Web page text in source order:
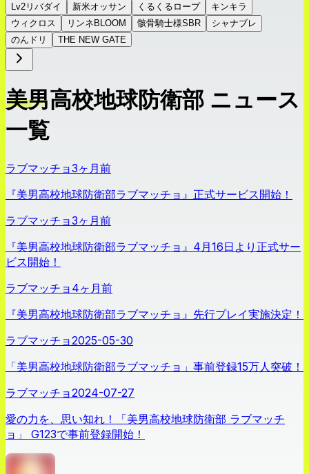
Lv2リバダイ
新米オッサン くるくるロープ
キンキラ
ウィクロス
リンネBLOOM 骸骨騎士様SBR
シャナブレ
のんドリ
THE NEW GATE
美男高校地球防衛部 ニュース
一覧
ラブマッチョ3ヶ月前
『美男高校地球防衛部ラブマッチョ』正式サービス開始！
ラブマッチョ3ヶ月前
『美男高校地球防衛部ラブマッチョ』4月16日より正式サー
ビス開始！
ラブマッチョ 4ヶ月前
『美男高校地球防衛部ラブマッチョ』先行プレイ実施決定！
ラブマッチョ2025-05-30
「美男高校地球防衛部ラブマッチョ」事前登録15万人突破！
ラブマッチョ2024-07-27
愛の力を、思い知れ！「美男高校地球防衛部 ラブマッチ
ョ」 G123で事前登録開始！